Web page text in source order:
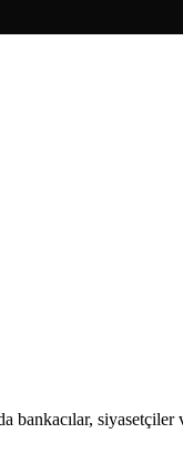
bankacılar,